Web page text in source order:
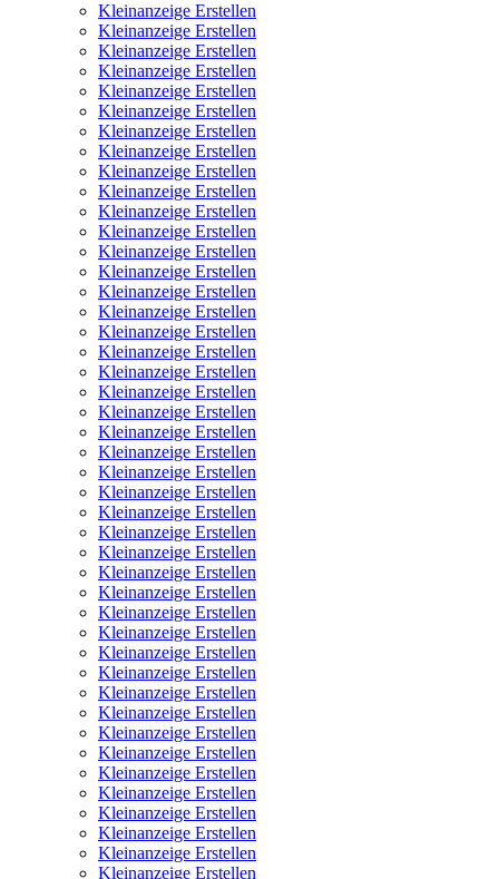
Kleinanzeige Erstellen
Kleinanzeige Erstellen
Kleinanzeige Erstellen
Kleinanzeige Erstellen
Kleinanzeige Erstellen
Kleinanzeige Erstellen
Kleinanzeige Erstellen
Kleinanzeige Erstellen
Kleinanzeige Erstellen
Kleinanzeige Erstellen
Kleinanzeige Erstellen
Kleinanzeige Erstellen
Kleinanzeige Erstellen
Kleinanzeige Erstellen
Kleinanzeige Erstellen
Kleinanzeige Erstellen
Kleinanzeige Erstellen
Kleinanzeige Erstellen
Kleinanzeige Erstellen
Kleinanzeige Erstellen
Kleinanzeige Erstellen
Kleinanzeige Erstellen
Kleinanzeige Erstellen
Kleinanzeige Erstellen
Kleinanzeige Erstellen
Kleinanzeige Erstellen
Kleinanzeige Erstellen
Kleinanzeige Erstellen
Kleinanzeige Erstellen
Kleinanzeige Erstellen
Kleinanzeige Erstellen
Kleinanzeige Erstellen
Kleinanzeige Erstellen
Kleinanzeige Erstellen
Kleinanzeige Erstellen
Kleinanzeige Erstellen
Kleinanzeige Erstellen
Kleinanzeige Erstellen
Kleinanzeige Erstellen
Kleinanzeige Erstellen
Kleinanzeige Erstellen
Kleinanzeige Erstellen
Kleinanzeige Erstellen
Kleinanzeige Erstellen